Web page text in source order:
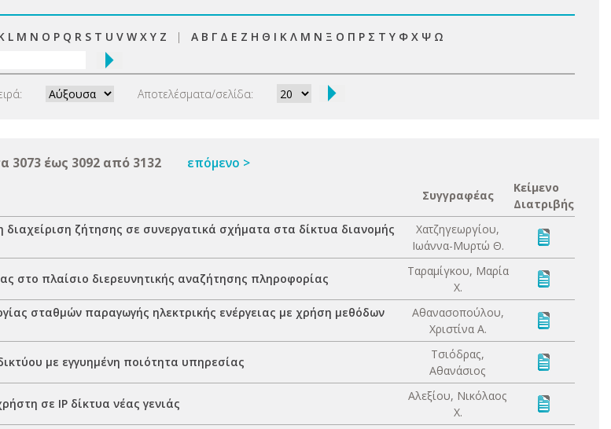
L M N O P Q R S T U V W X Y Z | Α Β Γ Δ Ε Ζ Η Θ Ι Κ Λ Μ Ν Ξ Ο Π Ρ Σ Τ Υ Φ Χ Ψ Ω
Αποτελέσματα/σελίδα:
3073 έως 3092 από 3132 επόμενο >
Συγγραφέας
Κείμενο
Διατριβής
διαχείριση ζήτησης σε συνεργατικά σχήματα στα δίκτυα διανομής
Χατζηγεωργίου,
Ιωάννα-Μυρτώ Θ.
στο πλαίσιο διερευνητικής αναζήτησης πληροφορίας
Ταραμίγκου, Μαρία
Χ.
σταθμών παραγωγής ηλεκτρικής ενέργειας με χρήση μεθόδων
Αθανασοπούλου,
Χριστίνα Α.
με εγγυημένη ποιότητα υπηρεσίας
Τσιόδρας,
Αθανάσιος
σε IP δίκτυα νέας γενιάς
Αλεξίου, Νικόλαος
Χ.